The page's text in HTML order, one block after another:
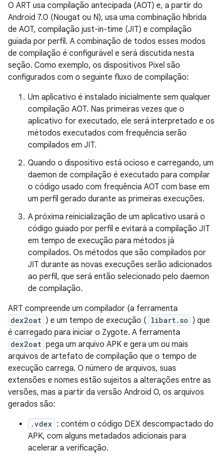
O ART usa compilação antecipada (AOT) e, a partir do
Android 7.0 (Nougat ou N), usa uma combinação híbrida
de AOT, compilação just-in-time (JIT) e compilação
guiada por perfil. A combinação de todos esses modos
de compilação é configurável e será discutida nesta
seção. Como exemplo, os dispositivos Pixel são
configurados com o seguinte fluxo de compilação:
Um aplicativo é instalado inicialmente sem qualquer
compilação AOT. Nas primeiras vezes que o
aplicativo for executado, ele será interpretado e os
métodos executados com frequência serão
compilados em JIT.
Quando o dispositivo está ocioso e carregando, um
daemon de compilação é executado para compilar
o código usado com frequência AOT com base em
um perfil gerado durante as primeiras execuções.
A próxima reinicialização de um aplicativo usará o
código guiado por perfil e evitará a compilação JIT
em tempo de execução para métodos já
compilados. Os métodos que são compilados por
JIT durante as novas execuções serão adicionados
ao perfil, que será então selecionado pelo daemon
de compilação.
ART compreende um compilador (a ferramenta
dex2oat ) e um tempo de execução ( libart.so ) que
é carregado para iniciar o Zygote. A ferramenta
dex2oat pega um arquivo APK e gera um ou mais
arquivos de artefato de compilação que o tempo de
execução carrega. O número de arquivos, suas
extensões e nomes estão sujeitos a alterações entre as
versões, mas a partir da versão Android O, os arquivos
gerados são:
.vdex : contém o código DEX descompactado do
APK, com alguns metadados adicionais para
acelerar a verificação.